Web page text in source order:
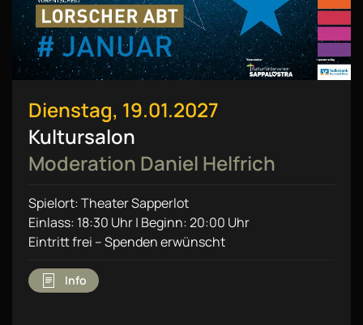
Dienstag, 19.01.2027
Kultursalon
Moderation Daniel Helfrich
Spielort: Theater Sapperlot
Einlass: 18:30 Uhr | Beginn: 20:00 Uhr
Eintritt frei – Spenden erwünscht
Info